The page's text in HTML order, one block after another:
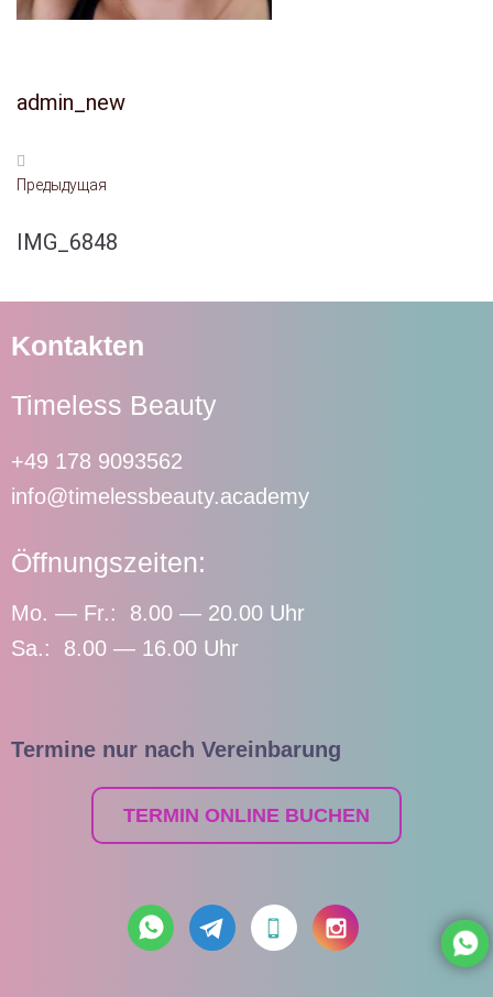
admin_new
Предыдущая
IMG_6848
Kontakten
Timeless Beauty
+49 178 9093562
info@timelessbeauty.academy
Öffnungszeiten:
Mo. — Fr.: 8.00 — 20.00 Uhr
Sa.: 8.00 — 16.00 Uhr
Termine nur nach Vereinbarung
TERMIN ONLINE BUCHEN